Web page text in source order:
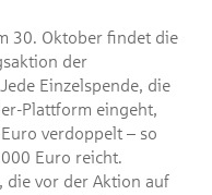
30. Oktober findet die
der
Einzelspende, die
Plattform eingeht,
verdoppelt – so
Euro reicht.
die vor der Aktion auf